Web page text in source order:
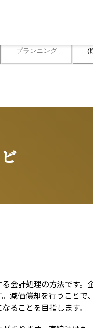
プランニング
(
会計処理の方法です。
減価償却を行うことで
ることを目指します。